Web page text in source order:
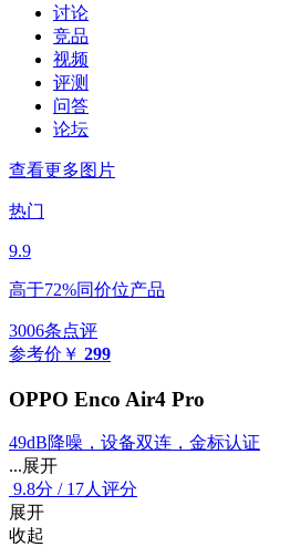
讨论
竞品
视频
评测
问答
论坛
查看更多图片
热门
9.9
高于72%同价位产品
3006条点评
参考价 ￥ 299
OPPO Enco Air4 Pro
49dB降噪，设备双连，金标认证
...展开
9.8分 / 17人评分
展开
收起